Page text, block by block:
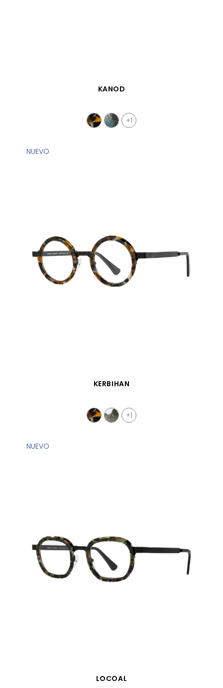
VISTA RÁPIDA
KANOD
+1
VISTA RÁPIDA
NUEVO
KERBIHAN
+1
VISTA RÁPIDA
NUEVO
LOCOAL